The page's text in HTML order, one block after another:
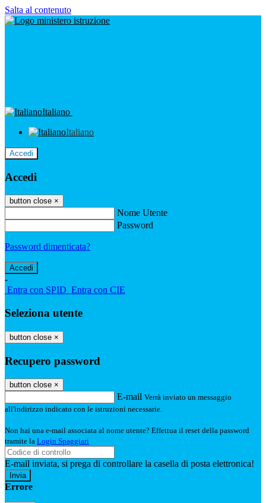
Salta al contenuto
Italiano
Italiano
Accedi
Accedi
button close ×
Nome Utente
Password
Password dimenticata?
-
Entra con SPID Entra con CIE
Seleziona utente
button close ×
Recupero password
button close ×
E-mail Verrà inviato un messaggio
all'indirizzo indicato con le istruzioni necessarie.
Non hai una e-mail associata al nome utente? Effettua il reset della password
tramite la Login Spaggiari
E-mail inviata, si prega di controllare la casella di posta elettronica!
Errore